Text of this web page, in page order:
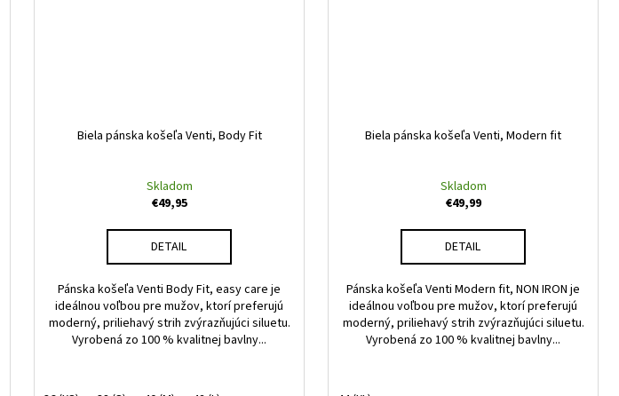
Biela pánska košeľa Venti, Body Fit
Skladom
€49,95
DETAIL
Pánska košeľa Venti Body Fit, easy care je
ideálnou voľbou pre mužov, ktorí preferujú
moderný, priliehavý strih zvýrazňujúci siluetu.
Vyrobená zo 100 % kvalitnej bavlny...
Biela pánska košeľa Venti, Modern fit
Skladom
€49,99
DETAIL
Pánska košeľa Venti Modern fit, NON IRON je
ideálnou voľbou pre mužov, ktorí preferujú
moderný, priliehavý strih zvýrazňujúci siluetu.
Vyrobená zo 100 % kvalitnej bavlny...